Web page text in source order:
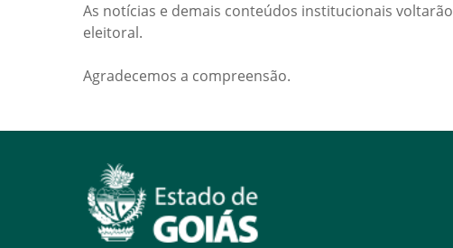
As notícias e demais conteúdos institucionais
eleitoral.
Agradecemos a compreensão.